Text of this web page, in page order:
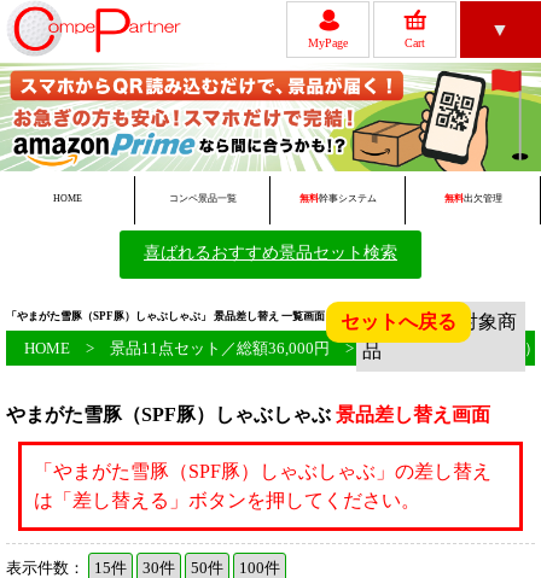
MyPage Cart
▼
レビュー ゴルフコンペについて
初めての方へ
会員新規登録 FAQ
HOME コンペ景品一覧 無料幹事システム 無料出欠管理
喜ばれるおすすめ景品セット検索
「やまがた雪豚（SPF豚）しゃぶしゃぶ」 景品差し替え 一覧画面 ゴルフコンペ景品のサイト！
HOME > 景品11点セット／総額36,000円 > 「やまがた雪豚（SPF豚
セットへ戻る
やまがた雪豚（SPF豚）しゃぶしゃぶ 景品差し替え画面
「やまがた雪豚（SPF豚）しゃぶしゃぶ」の差し替え
は「差し替える」ボタンを押してください。
表示件数： 15件 30件 50件
100件